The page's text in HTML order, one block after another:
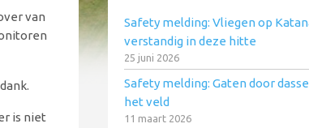
van
is niet
Safety melding: Vliegen op
verstandig in deze hitte
25 juni 2026
Safety melding: Gaten door
het veld
11 maart 2026